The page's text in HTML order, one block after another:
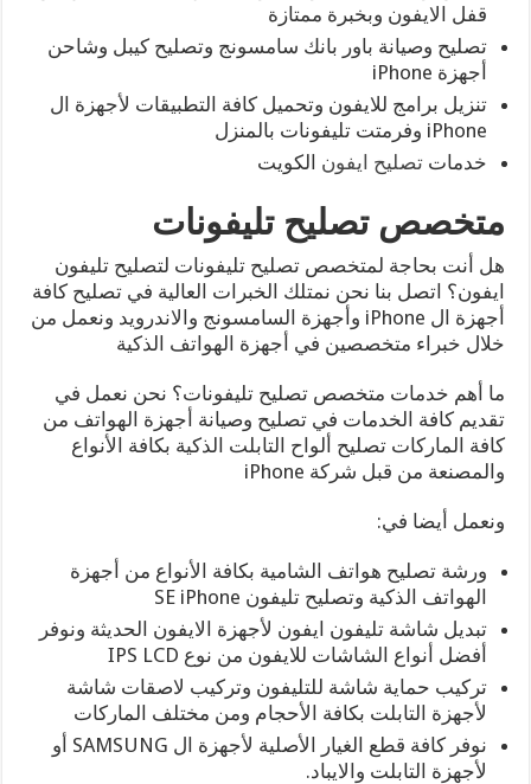
قفل الايفون وبخبرة ممتازة
تصليح وصيانة باور بانك سامسونج وتصليح كيبل وشاحن
أجهزة iPhone
تنزيل برامج للايفون وتحميل كافة التطبيقات لأجهزة ال
iPhone وفرمتت تليفونات بالمنزل
خدماتتصليح ايفون الكويت
متخصص تصليح تليفونات
هل أنت بحاجة لمتخصص تصليح تليفونات لتصليح تليفون
ايفون؟ اتصل بنا نحن نمتلك الخبرات العالية في تصليح كافة
أجهزة ال iPhone وأجهزة السامسونج والاندرويد ونعمل من
خلال خبراء متخصصين في أجهزة الهواتف الذكية
ما أهم خدمات متخصص تصليح تليفونات؟ نحن نعمل في
تقديم كافة الخدمات في تصليح وصيانة أجهزة الهواتف من
كافة الماركات تصليح ألواح التابلت الذكية بكافة الأنواع
والمصنعة من قبل شركة iPhone
ونعمل أيضا في:
ورشة تصليح هواتف الشامية بكافة الأنواع من أجهزة
الهواتف الذكية وتصليح تليفون SE iPhone
تبديل شاشة تليفون ايفون لأجهزة الايفون الحديثة ونوفر
أفضل أنواع الشاشات للايفون من نوع IPS LCD
تركيب حماية شاشة للتليفون وتركيب لاصقات شاشة
لأجهزة التابلت بكافة الأحجام ومن مختلف الماركات
نوفر كافة قطع الغيار الأصلية لأجهزة ال SAMSUNG أو
لأجهزة التابلت والايباد.